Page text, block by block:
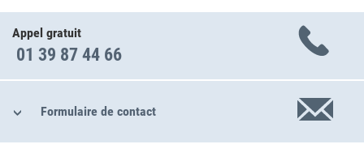
Appel gratuit
01 39 87 44 66
Formulaire de contact